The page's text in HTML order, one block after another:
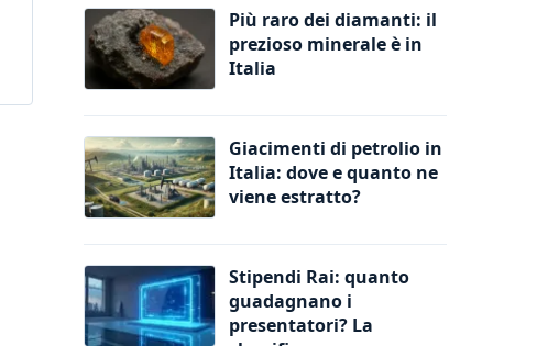
Più raro dei diamanti: il
prezioso minerale è in
Italia
Giacimenti di petrolio in
Italia: dove e quanto ne
viene estratto?
Stipendi Rai: quanto
guadagnano i
presentatori? La